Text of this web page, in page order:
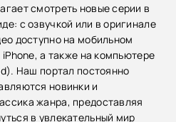
смотреть новые серии в
с озвучкой или в оригинале
доступно на мобильном
а также на компьютере
Наш портал постоянно
новинки и
жанра, предоставляя
в увлекательный мир